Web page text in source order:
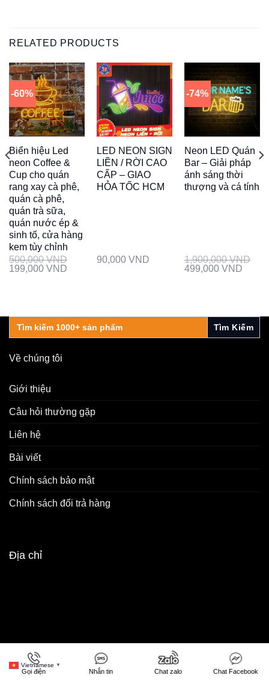
RELATED PRODUCTS
-60%
Biển hiệu Led
neon Coffee &
Cup cho quán
rang xay cà phê,
quán cà phê,
quán trà sữa,
quán nước ép &
sinh tố, cửa hàng
kem tùy chỉnh
500,000VND
199,000 VND
LED NEON SIGN
LIỀN / RỜI CAO
CẤP – GIAO
HỎA TỐC HCM
90,000 VND
-74%
Neon LED Quán
Bar – Giải pháp
ánh sáng thời
thượng và cá tính
1,900,000VND
499,000 VND
Search
for:
Về chúng tôi
Giới thiệu
Câu hỏi thường gặp
Liên hệ
Bài viết
Chính sách bảo mật
Chính sách đổi trả hàng
Địa chỉ
Vietnamese ▼
Gọi điện Nhắn tin Chat zalo Chat Facebook